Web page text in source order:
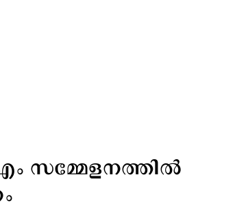
സമ്മേളനത്തില്‍